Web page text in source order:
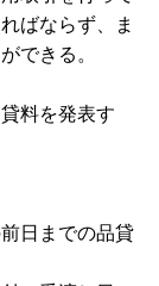
ばならず、ま
できる。
料を発表す
日までの品貸